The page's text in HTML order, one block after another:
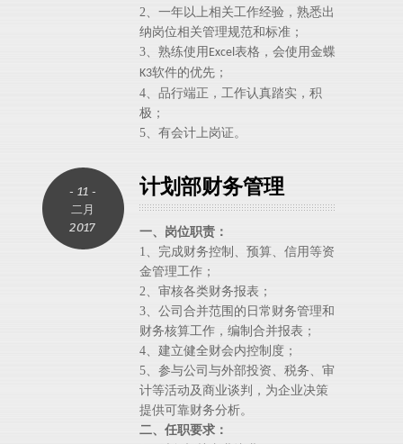
2、一年以上相关工作经验，熟悉出
纳岗位相关管理规范和标准；
3、熟练使用 Excel表格，会使用金蝶
K3软件的优先；
4、品行端正，工作认真踏实，积
极；
5、有会计上岗证。
- 11 -
二月
2017
计划部财务管理
一、岗位职责：
1、完成财务控制、预算、信用等资
金管理工作；
2、审核各类财务报表；
3、公司合并范围的日常财务管理和
财务核算工作，编制合并报表；
4、建立健全财会内控制度；
5、参与公司与外部投资、税务、审
计等活动及商业谈判，为企业决策
提供可靠财务分析。
二、任职要求：